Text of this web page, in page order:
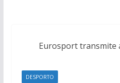
Eurosport transmite
DESPORTO